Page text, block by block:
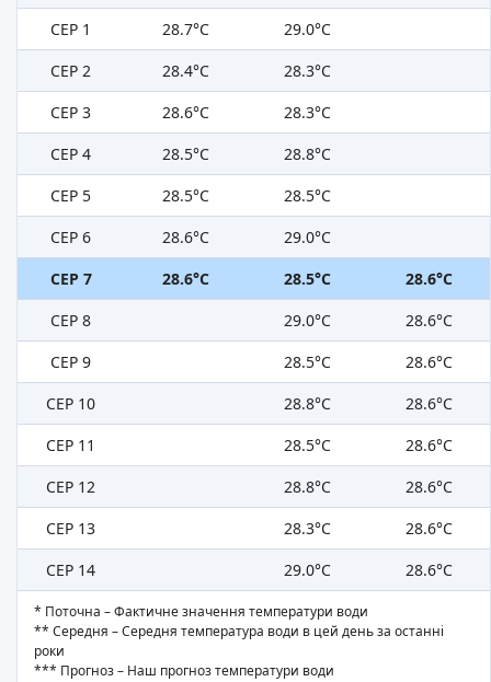
СЕР 1
28.7°C
29.0°C
СЕР 2
28.4°C
28.3°C
СЕР 3
28.6°C
28.3°C
СЕР 4
28.5°C
28.8°C
СЕР 5
28.5°C
28.5°C
СЕР 6
28.6°C
29.0°C
СЕР 7
28.6°C 28.5°C
28.6°C
СЕР 8
29.0°C
28.6°C
СЕР 9
28.5°C
28.6°C
СЕР 10
28.8°C
28.6°C
СЕР 11
28.5°C
28.6°C
СЕР 12
28.8°C
28.6°C
СЕР 13
28.3°C
28.6°C
СЕР 14
29.0°C 28.6°C
* Поточна – Фактичне значення температури води
** Середня – Середня температура води в цей день за останні
роки
*** Прогноз – Наш прогноз температури води